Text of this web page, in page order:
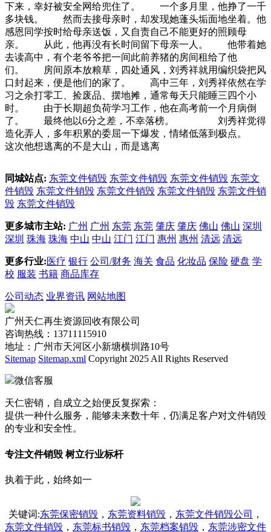
下来，幸好被安全网给兜住了。 一个多月里，他挣了一千
多块钱。 然而去接母亲时，却发现她蓬头垢面地坐着。他
感恩同学按时给母亲送饭，又自责自己不能更好的照顾母
亲。 从此，他再没有长时间留下母亲一人。 他带着她
去读高中，有个老爷爷把一间此前养猪的房间租给了他
们。 房间原本放粮草，四处通风，刘秀祥就用编织袋把风
口封起来，便是他们的家了。 高中三年，刘秀祥依然在学
习之余打零工、捡废品、摆地摊，通常每天只能睡三四个小
时。 由于长期超负荷学习工作，他在高考前一个月病倒
了。 最终他以6分之差，不幸落榜。 刘秀祥觉得
造化弄人，多年积累的委屈一下爆发，情绪低落到极点。
这次他想逃离的不是大山，而是逃离
同城站点: 东莞文件销毁 东莞文件销毁 东莞文件销毁 东莞文
件销毁 东莞文件销毁 东莞文件销毁 东莞文件销毁 东莞文件销
毁 东莞文件销毁
更多城市主站: 广州 广州 东莞 东莞 肇庆 肇庆 佛山 佛山 深圳
深圳 珠海 珠海 中山 中山 江门 江门 惠州 惠州 清远 清远
更多行业: 医疗 银行 公司/财务 海关 食品 化妆品 保险 硬盘 学
校 服装 书籍 商品库存
公司动态 业界资讯 网站地图
广州天仁再生资源回收有限公司
咨询热线：13711115910
地址：广州市天河区小新塘横圳路10号
Sitemap Sitemap.xml Copyright 2025 All Rights Reserved
微信客服
天仁密销，自成立之始便反复探索：
提供一种什么服务，能够未来数十年，仍满足客户对文件销毁
的专业和安全性。
专注文件销毁 树立行业标杆
执着于此，始终如一
关键词:东莞保密销毁 ， 东莞资料销毁 ， 东莞文件销毁公司
，
东莞文件销毁 ， 东莞标书销毁 ， 东莞档案销毁 ， 东莞涉密文件